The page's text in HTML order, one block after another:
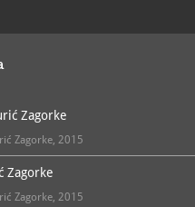
Zagorke
Zagorke, 2015
Zagorke
Zagorke, 2015